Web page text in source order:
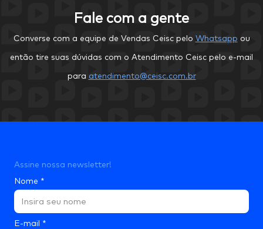
Fale com a gente
Converse com a equipe de Vendas Ceisc pelo Whatsapp ou
então tire suas dúvidas com o Atendimento Ceisc pelo e-mail
para atendimento@ceisc.com.br
Assine nossa newsletter!
Nome *
E-mail *